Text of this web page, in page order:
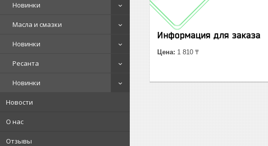
Новинки
Масла и смазки
Новинки
Ресанта
Новинки
Новости
О нас
Отзывы
Информация для заказа
Цена: 1 810 ₸